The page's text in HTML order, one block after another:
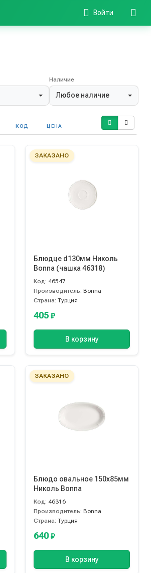
Войти
Наличие
Любое наличие
КОД ЦЕНА
ЗАКАЗАНО
Блюдце d130мм Николь
Bonna (чашка 46318)
Код: 46547
Производитель:Bonna
Страна:Турция
405₽
В корзину
ЗАКАЗАНО
Блюдо овальное 150х85мм
Николь Bonna
Код: 46316
Производитель:Bonna
Страна:Турция
640₽
В корзину